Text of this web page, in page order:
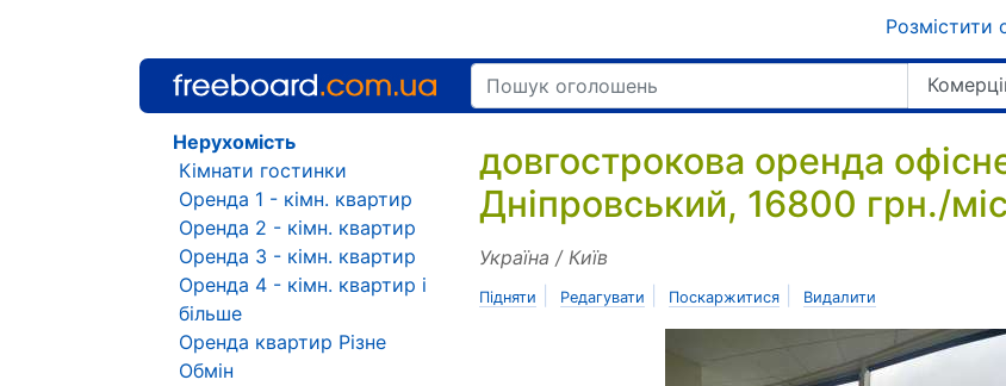
Розмістити
довгострокова оренда
Дніпровський, 16800 грн./
Україна / Київ
Підняти Редагувати Поскаржитися Видалити
Нерухомість
Кімнати гостинки
Оренда 1 - кімн. квартир
Оренда 2 - кімн. квартир
Оренда 3 - кімн. квартир
Оренда 4 - кімн. квартир і
більше
Оренда квартир Різне
Обмін